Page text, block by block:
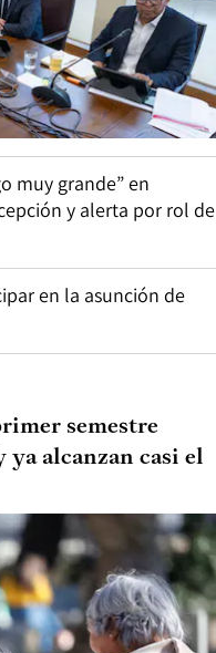
muy grande” en
y alerta por rol de
en la asunción de
semestre
ya alcanzan casi el